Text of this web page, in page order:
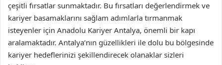
çeşitli fırsatlar sunmaktadır. Bu fırsatları değerlendirmek ve
kariyer basamaklarını sağlam adımlarla tırmanmak
isteyenler için Anadolu Kariyer Antalya, önemli bir kapı
aralamaktadır. Antalya’nın güzellikleri ile dolu bu bölgesinde
kariyer hedeflerinizi şekillendirecek olanaklar sizleri